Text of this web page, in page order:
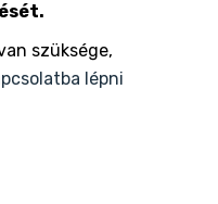
szüksége,
lépni